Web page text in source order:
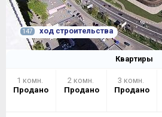
147 ход строительства
Квартиры
1 комн.
Продано
2 комн.
Продано
3 комн.
Продано